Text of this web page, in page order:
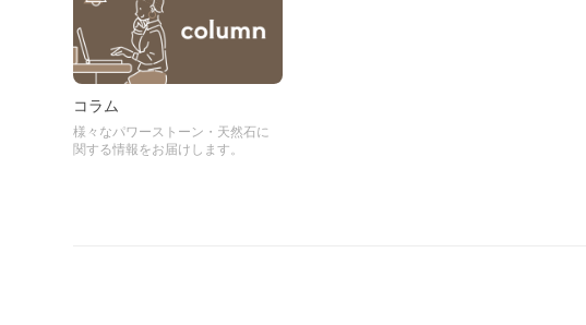
コラム
様々なパワーストーン・天然石に
関する情報をお届けします。